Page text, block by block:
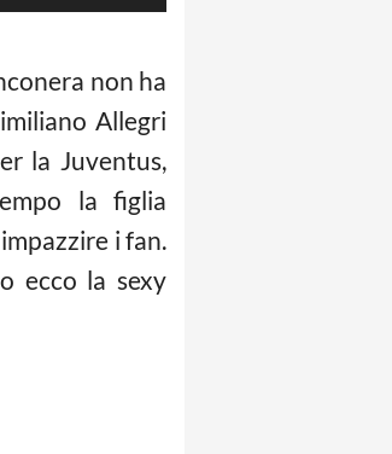
non ha
Allegri
la Juventus,
la figlia
i fan.
ecco la sexy